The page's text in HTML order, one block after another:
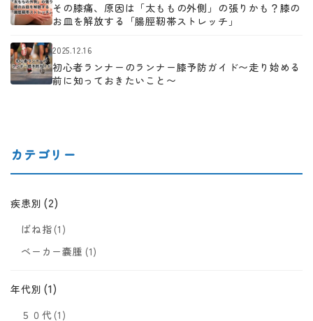
その膝痛、原因は「太ももの外側」の張りかも？膝の
お皿を解放する「腸脛靭帯ストレッチ」
2025.12.16
初心者ランナーのランナー膝予防ガイド〜走り始める
前に知っておきたいこと〜
カテゴリー
疾患別 (2)
ばね指(1)
ベーカー嚢腫 (1)
年代別 (1)
５０代(1)